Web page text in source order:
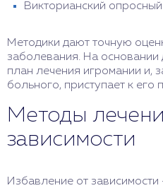
Викторианский опросный
Методики дают точную
заболевания. На основании
план лечения игромании и,
больного, приступает к его
Методы
зависимости
Избавление от зависимости